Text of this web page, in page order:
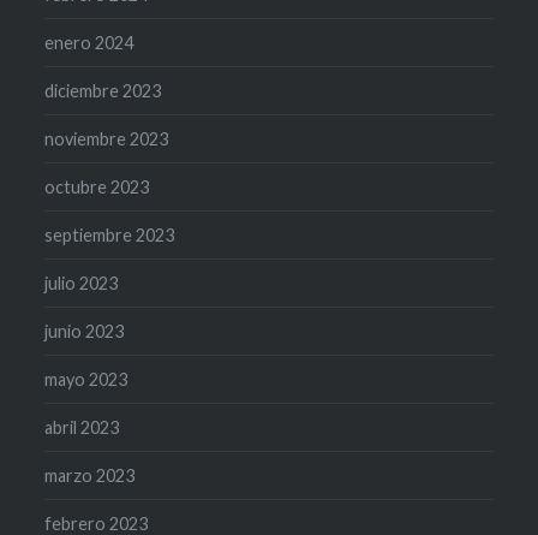
enero 2024
diciembre 2023
noviembre 2023
octubre 2023
septiembre 2023
julio 2023
junio 2023
mayo 2023
abril 2023
marzo 2023
febrero 2023